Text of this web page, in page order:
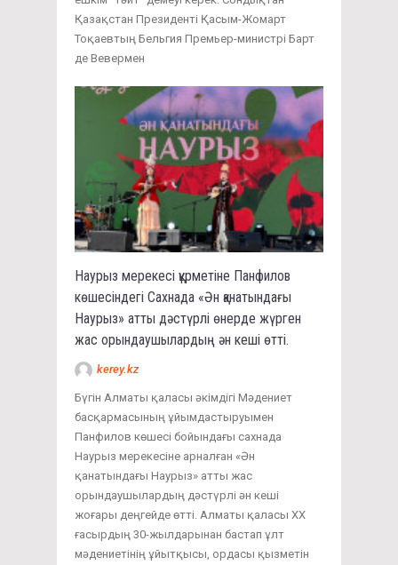
Қазақстан Президенті Қасым-Жомарт
Тоқаевтың Бельгия Премьер-министрі Барт
де Вевермен
Наурыз мерекесі құрметіне Панфилов
көшесіндегі Сахнада «Ән қанатындағы
Наурыз» атты дәстүрлі өнерде жүрген
жас орындаушылардың ән кеші өтті.
kerey.kz
Бүгін Алматы қаласы әкімдігі Мәдениет
басқармасының ұйымдастыруымен
Панфилов көшесі бойындағы сахнада
Наурыз мерекесіне арналған «Ән
қанатындағы Наурыз» атты жас
орындаушылардың дәстүрлі ән кеші
жоғары деңгейде өтті. Алматы қаласы ХХ
ғасырдың 30-жылдарынан бастап ұлт
мәдениетінің ұйытқысы, ордасы қызметін